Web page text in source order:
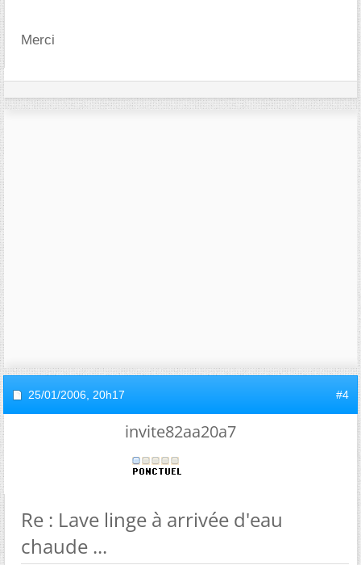
Merci
25/01/2006, 20h17 #4
invite82aa20a7
Re : Lave linge à arrivée d'eau
chaude ...